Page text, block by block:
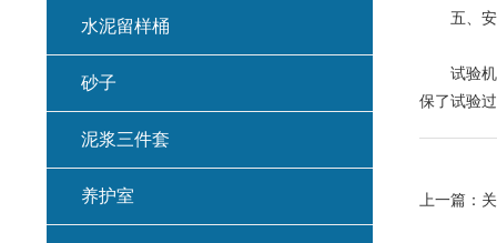
五、安
试验机在
保了试验
上一篇：
水泥留样桶
砂子
泥浆三件套
养护室